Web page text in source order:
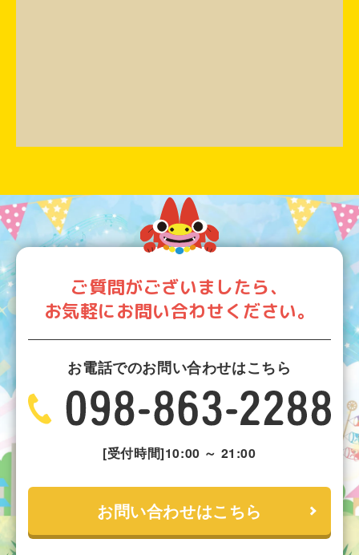
ご質問がございましたら、
お気軽にお問い合わせください。
お電話でのお問い合わせはこちら
[受付時間]10:00 ～ 21:00
お問い合わせはこちら